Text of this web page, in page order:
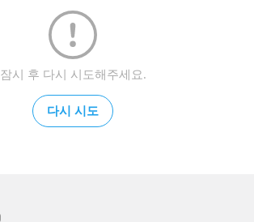
잠시 후 다시 시도해주세요.
다시 시도